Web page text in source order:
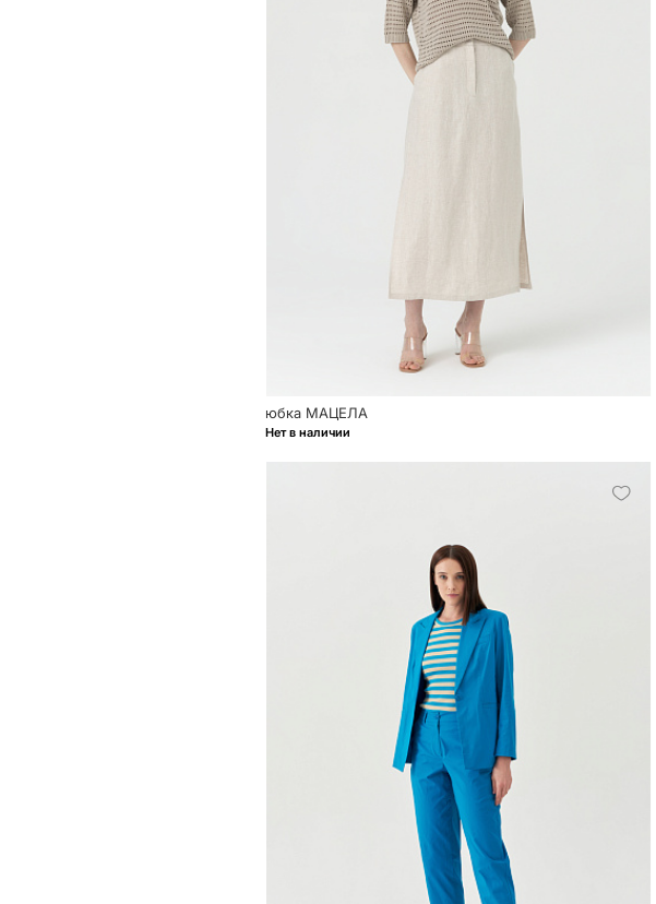
юбка МАЦЕЛА
Нет в наличии